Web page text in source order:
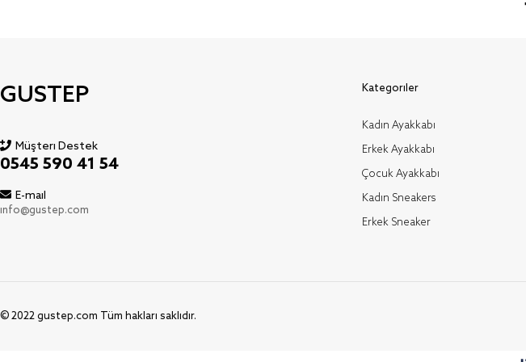
GUSTEP
Müşteri Destek
0545 590 41 54
E-mail
info@gustep.com
Kategoriler
Kadın Ayakkabı
Erkek Ayakkabı
Çocuk Ayakkabı
Kadın Sneakers
Erkek Sneaker
© 2022 gustep.com Tüm hakları saklıdır.